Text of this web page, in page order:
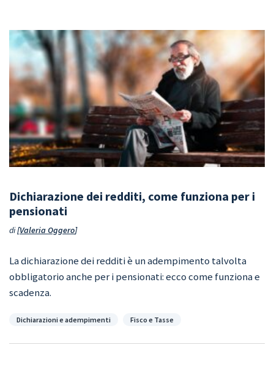
Dichiarazione dei redditi, come funziona per i
pensionati
di Valeria Oggero
La dichiarazione dei redditi è un adempimento talvolta
obbligatorio anche per i pensionati: ecco come funziona e
scadenza.
Categorie
Dichiarazioni e adempimenti Fisco e Tasse